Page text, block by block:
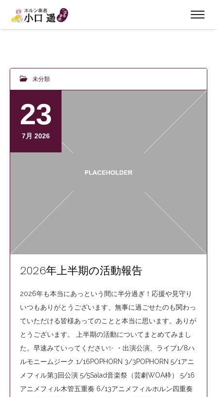
未分類
23
7月 2026
2026年上半期の活動報告
2026年も本当にあっという間に半分過ぎ！応援や見守り
いつもありがとうございます、無事に過ごせたのも関わっ
ていただける皆様あってのことと本当に思います。ありが
とうございます。 上半期の活動についてまとめてみまし
た。早速みていってください✨ ・出演公演、ライブ1/8ハ
ルモニームジーク 1/16POPHORN 3/3POPHORN 5/1アニ
メフィル第3回公演 5/5Salad音楽祭（芸劇WOA枠） 5/16
アニメフィル木管五重奏 6/13アニメフィルホルン四重奏